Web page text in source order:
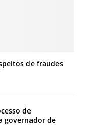
de fraudes
de
governador de